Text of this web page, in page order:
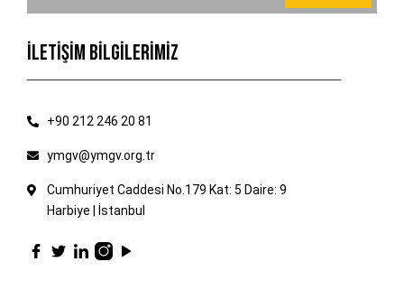
İLETİŞİM BİLGİLERİMİZ
+90 212 246 20 81
ymgv@ymgv.org.tr
Cumhuriyet Caddesi No.179 Kat: 5 Daire: 9
Harbiye | İstanbul